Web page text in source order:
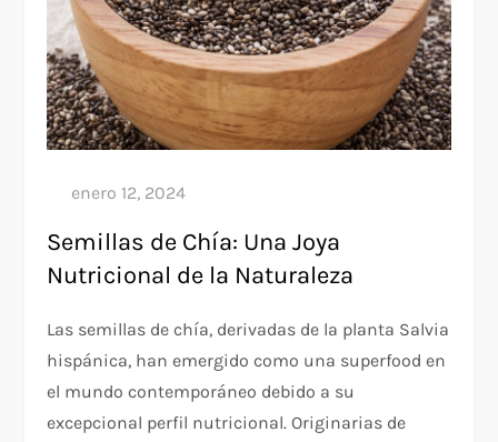
Semillas de Chía: Una Joya
Nutricional de la Naturaleza
Las semillas de chía, derivadas de la planta Salvia
hispánica, han emergido como una superfood en
el mundo contemporáneo debido a su
excepcional perfil nutricional. Originarias de